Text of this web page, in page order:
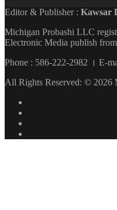
Editor & Publisher : Kawsar
Michigan Probashi LLC
Electronic Media publish
Phone : 586-222-2982 । E-
All Rights Reserved: © 2026